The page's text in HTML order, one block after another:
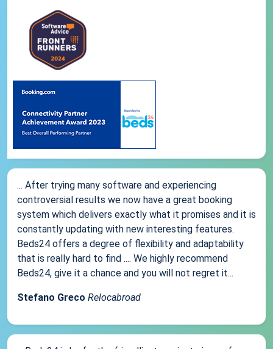
... After trying many software and experiencing
controversial results we now have a great booking
system which delivers exactly what it promises and it is
constantly updating with new interesting features.
Beds24 offers a degree of flexibility and adaptability
that is really hard to find .... We highly recommend
Beds24, give it a chance and you will not regret it...
Stefano Greco Relocabroad